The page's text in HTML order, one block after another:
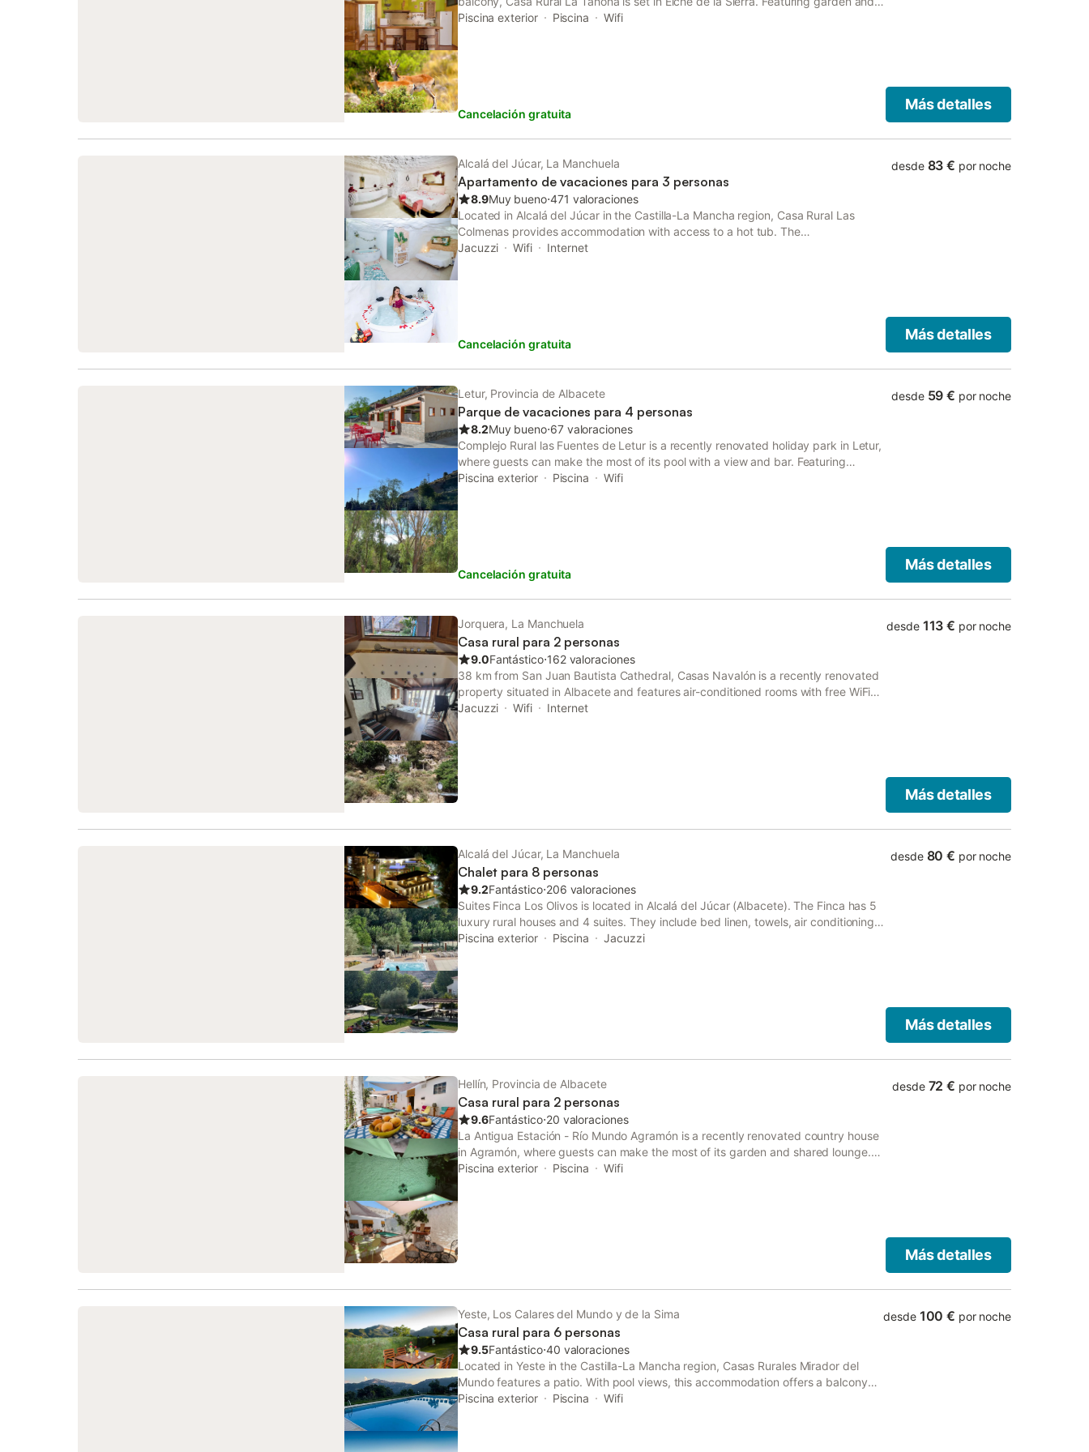
city views, this country house also features free WiFi.
Piscina exterior Piscina Wifi
Cancelación gratuita
Más detalles
Alcalá del Júcar, La Manchuela
Apartamento de vacaciones para 3 personas
8.9Muy bueno⋅471 valoraciones
Located in Alcalá del Júcar in the Castilla-La Mancha region, Casa Rural Las
Colmenas provides accommodation with access to a hot tub. The
accommodation is air conditioned and comes with a spa bath.
Jacuzzi Wifi Internet
Cancelación gratuita
desde 83 € por noche
Más detalles
Letur, Provincia de Albacete
Parque de vacaciones para 4 personas
8.2Muy bueno⋅67 valoraciones
Complejo Rural las Fuentes de Letur is a recently renovated holiday park in Letur,
where guests can make the most of its pool with a view and bar. Featuring
luggage storage space, this property also provides guests with a picnic area.
Piscina exterior Piscina Wifi
Cancelación gratuita
desde 59 € por noche
Más detalles
Jorquera, La Manchuela
Casa rural para 2 personas
9.0Fantástico⋅162 valoraciones
38 km from San Juan Bautista Cathedral, Casas Navalón is a recently renovated
property situated in Albacete and features air-conditioned rooms with free WiFi
and private parking. The accommodation has a spa bath.
Jacuzzi Wifi Internet
desde 113 € por noche
Más detalles
Alcalá del Júcar, La Manchuela
Chalet para 8 personas
9.2Fantástico⋅206 valoraciones
Suites Finca Los Olivos is located in Alcalá del Júcar (Albacete). The Finca has 5
luxury rural houses and 4 suites. They include bed linen, towels, air conditioning,
hair dryer and kitchenware. In addition to barbecue area, woodshed.
Piscina exterior Piscina Jacuzzi
desde 80 € por noche
Más detalles
Hellín, Provincia de Albacete
Casa rural para 2 personas
9.6Fantástico⋅20 valoraciones
La Antigua Estación - Río Mundo Agramón is a recently renovated country house
in Agramón, where guests can make the most of its garden and shared lounge.
With mountain views, this accommodation features a terrace and a swimming
Piscina exterior Piscina Wifi
desde 72 € por noche
Más detalles
Yeste, Los Calares del Mundo y de la Sima
Casa rural para 6 personas
9.5Fantástico⋅40 valoraciones
Located in Yeste in the Castilla-La Mancha region, Casas Rurales Mirador del
Mundo features a patio. With pool views, this accommodation offers a balcony
and a swimming pool.
Piscina exterior Piscina Wifi
desde 100 € por noche